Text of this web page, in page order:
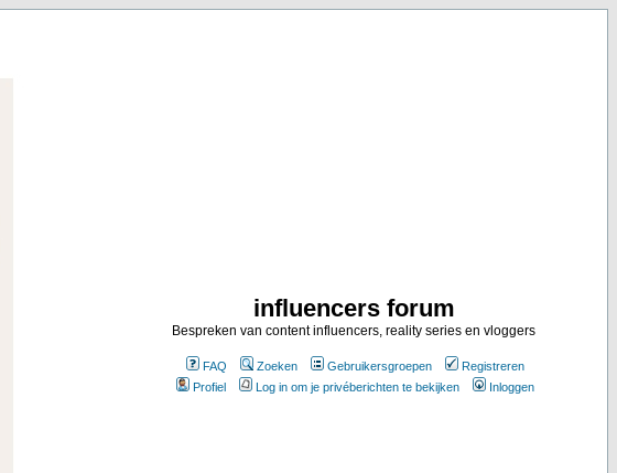
influencers forum
Bespreken van content influencers, reality series en vloggers
FAQ Zoeken Gebruikersgroepen
Registreren
Profiel
Log in om je privéberichten te bekijken Inloggen